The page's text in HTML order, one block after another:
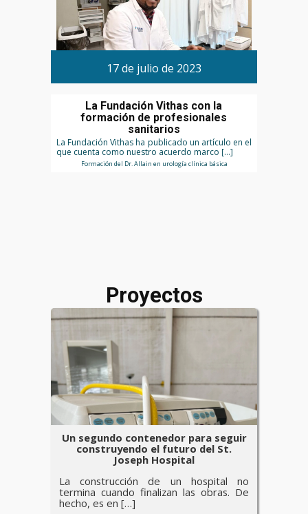
17 de julio de 2023
La Fundación Vithas con la
formación de profesionales
sanitarios
La Fundación Vithas ha publicado un artículo en el
que cuenta como nuestro acuerdo marco […]
Formación del Dr. Allain en urología clínica básica
Proyectos
Un segundo contenedor para seguir
construyendo el futuro del St.
Joseph Hospital
La construcción de un hospital no
termina cuando finalizan las obras. De
hecho, es en […]